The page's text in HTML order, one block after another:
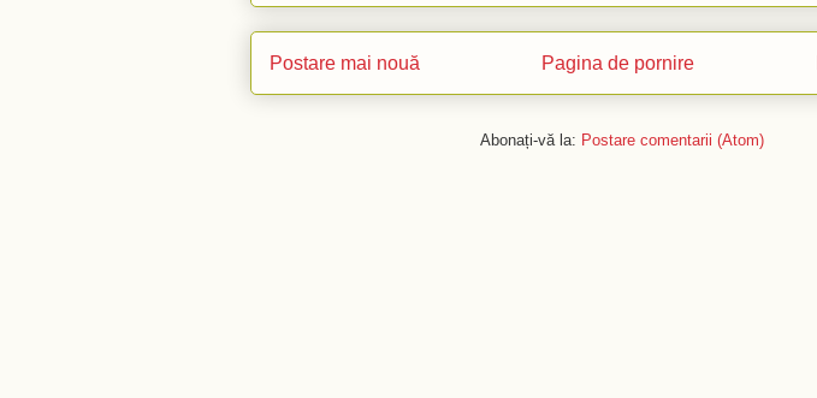
Postare mai nouă Pagina de pornire
Abonați-vă la: Postare comentarii (Atom)